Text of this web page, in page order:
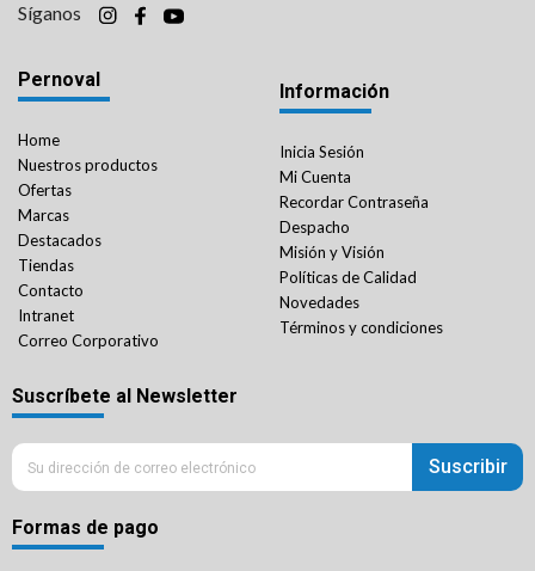
Síganos
Pernoval
Home
Nuestros productos
Ofertas
Marcas
Destacados
Tiendas
Contacto
Intranet
Correo Corporativo
Información
Inicia Sesión
Mi Cuenta
Recordar Contraseña
Despacho
Misión y Visión
Políticas de Calidad
Novedades
Términos y condiciones
Suscríbete al Newsletter
Suscribir
Formas de pago